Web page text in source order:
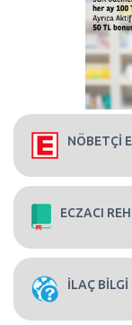
NÖBETÇİ
ECZACI
İLAÇ